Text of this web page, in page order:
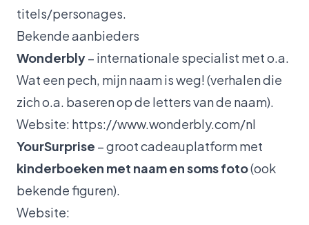
titels/personages.
Bekende aanbieders
Wonderbly– internationale specialist met o.a.
Wat een pech, mijn naam is weg!(verhalen die
zich o.a. baseren op de letters van de naam).
Website: https://www.wonderbly.com/nl
YourSurprise – groot cadeauplatform met
kinderboeken met naam en soms foto(ook
bekende figuren).
Website: